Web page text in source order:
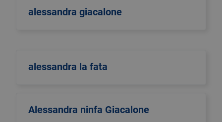
alessandra giacalone
alessandra la fata
Alessandra ninfa Giacalone